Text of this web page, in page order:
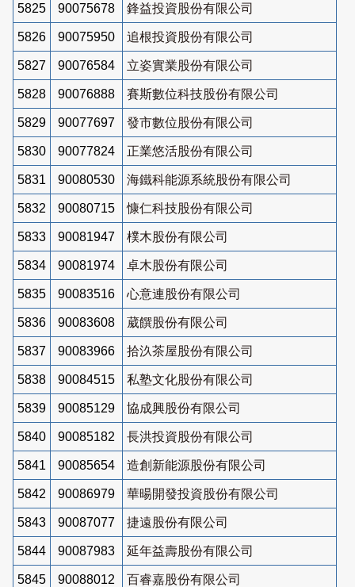
5825 90075678 鋒益投資股份有限公司
5826 90075950 追根投資股份有限公司
5827 90076584 立姿實業股份有限公司
5828 90076888 賽斯數位科技股份有限公司
5829 90077697 發市數位股份有限公司
5830 90077824 正業悠活股份有限公司
5831 90080530 海鐵科能源系統股份有限公司
5832 90080715 慷仁科技股份有限公司
5833 90081947 樸木股份有限公司
5834 90081974 卓木股份有限公司
5835 90083516 心意連股份有限公司
5836 90083608 葳饌股份有限公司
5837 90083966 拾汣茶屋股份有限公司
5838 90084515 私塾文化股份有限公司
5839 90085129 協成興股份有限公司
5840 90085182 長洪投資股份有限公司
5841 90085654 造創新能源股份有限公司
5842 90086979 華暘開發投資股份有限公司
5843 90087077 捷遠股份有限公司
5844 90087983 延年益壽股份有限公司
5845 90088012 百睿嘉股份有限公司